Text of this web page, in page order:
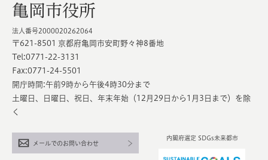
亀岡市役所
法人番号2000020262064
〒621-8501 京都府亀岡市安町野々神8番地
Tel:0771-22-3131
Fax:0771-24-5501
開庁時間:午前9時から午後4時30分まで
土曜日、日曜日、祝日、年末年始（12月29日から1月3日まで）を除
く
内閣府選定 SDGs未来都市
メールでのお問い合わせ